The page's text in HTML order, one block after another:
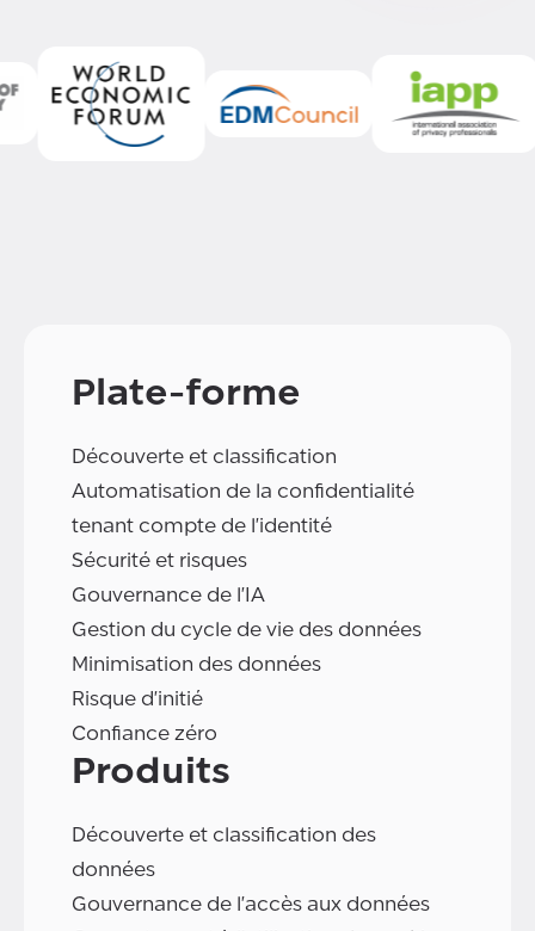
Plate-forme
Découverte et classification
Automatisation de la confidentialité
tenant compte de l'identité
Sécurité et risques
Gouvernance de l'IA
Gestion du cycle de vie des données
Minimisation des données
Risque d'initié
Confiance zéro
Produits
Découverte et classification des
données
Gouvernance de l'accès aux données